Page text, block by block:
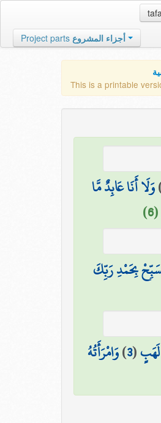
Project parts أجزاء المشروع
This is a printable
وَلَا أَنَا عَابِدٌ مَّا
بِحَمْدِ رَبِّكَ
(
3
)وَامْرَأَتُهُ